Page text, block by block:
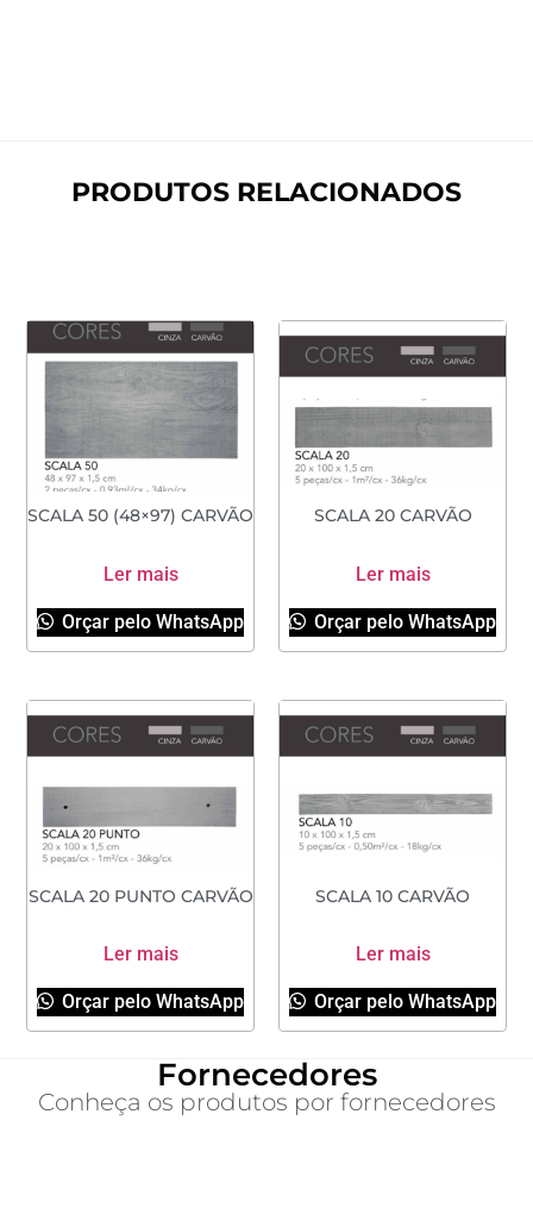
PRODUTOS RELACIONADOS
SCALA 50 (48×97) CARVÃO
Ler mais
Orçar pelo WhatsApp
SCALA 20 CARVÃO
Ler mais
Orçar pelo WhatsApp
SCALA 20 PUNTO CARVÃO
Ler mais
Orçar pelo WhatsApp
SCALA 10 CARVÃO
Ler mais
Orçar pelo WhatsApp
Fornecedores
Conheça os produtos por fornecedores